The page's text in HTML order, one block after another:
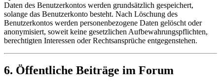
Daten des Benutzerkontos werden grundsätzlich gespeichert,
solange das Benutzerkonto besteht. Nach Löschung des
Benutzerkontos werden personenbezogene Daten gelöscht oder
anonymisiert, soweit keine gesetzlichen Aufbewahrungspflichten,
berechtigten Interessen oder Rechtsansprüche entgegenstehen.
6. Öffentliche Beiträge im Forum